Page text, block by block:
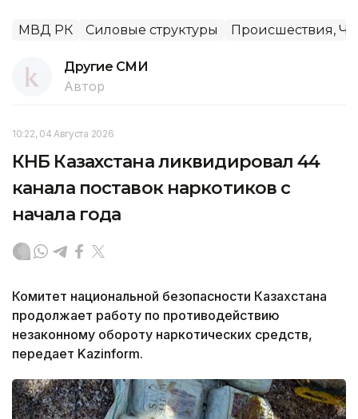
МВД РК Силовые структуры Происшествия, ЧС
Другие СМИ
Автор
10:22, 04 Августа 2026
КНБ Казахстана ликвидировал 44
канала поставок наркотиков с
начала года
Комитет национальной безопасности Казахстана
продолжает работу по противодействию
незаконному обороту наркотических средств,
передает Kazinform.